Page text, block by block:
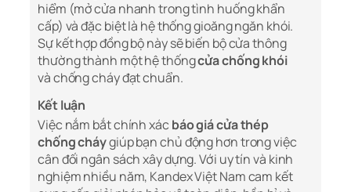
hiểm (mở cửa nhanh trong tình huống khẩn
cấp) và đặc biệt là hệ thống gioăng ngăn khói.
Sự kết hợp đồng bộ này sẽ biến bộ cửa thông
thường thành một hệ thốngcửa chống khói
và chống cháy đạt chuẩn.
Kết luận
Việc nắm bắt chính xác báo giá cửa thép
chống cháygiúp bạn chủ động hơn trong việc
cân đối ngân sách xây dựng. Với uy tín và kinh
nghiệm nhiều năm, Kandex Việt Nam cam kết